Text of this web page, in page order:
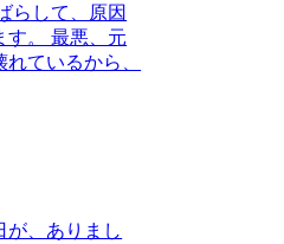
らして、原因
す。 最悪、元
ているから、
が、ありまし